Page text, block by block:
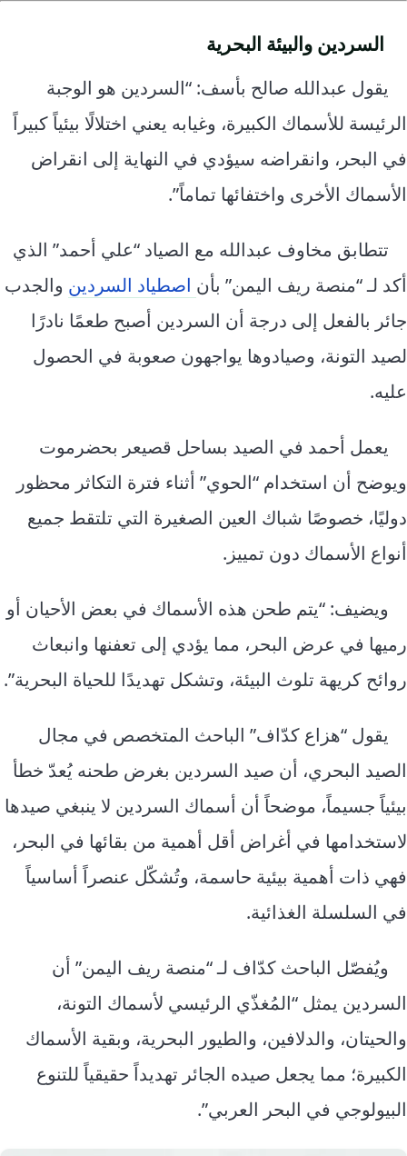
السردين والبيئة البحرية
يقول عبدالله صالح بأسف: “السردين هو الوجبة
الرئيسة للأسماك الكبيرة، وغيابه يعني اختلالًا بيئياً كبيراً
في البحر، وانقراضه سيؤدي في النهاية إلى انقراض
الأسماك الأخرى واختفائها تماماً”.
تتطابق مخاوف عبدالله مع الصياد “علي أحمد” الذي
أكد لـ “منصة ريف اليمن” بأن اصطياد السردين والجدب
جائر بالفعل إلى درجة أن السردين أصبح طعمًا نادرًا
لصيد التونة، وصيادوها يواجهون صعوبة في الحصول
عليه.
يعمل أحمد في الصيد بساحل قصيعر بحضرموت
ويوضح أن استخدام “الحوي” أثناء فترة التكاثر محظور
دوليًا، خصوصًا شباك العين الصغيرة التي تلتقط جميع
أنواع الأسماك دون تمييز.
ويضيف: “يتم طحن هذه الأسماك في بعض الأحيان أو
رميها في عرض البحر، مما يؤدي إلى تعفنها وانبعاث
روائح كريهة تلوث البيئة، وتشكل تهديدًا للحياة البحرية”.
يقول “هزاع كدّاف” الباحث المتخصص في مجال
الصيد البحري، أن صيد السردين بغرض طحنه يُعدّ خطأ
بيئياً جسيماً، موضحاً أن أسماك السردين لا ينبغي صيدها
لاستخدامها في أغراض أقل أهمية من بقائها في البحر،
فهي ذات أهمية بيئية حاسمة، وتُشكّل عنصراً أساسياً
في السلسلة الغذائية.
ويُفصّل الباحث كدّاف لـ “منصة ريف اليمن” أن
السردين يمثل “المُغذّي الرئيسي لأسماك التونة،
والحيتان، والدلافين، والطيور البحرية، وبقية الأسماك
الكبيرة؛ مما يجعل صيده الجائر تهديداً حقيقياً للتنوع
البيولوجي في البحر العربي”.